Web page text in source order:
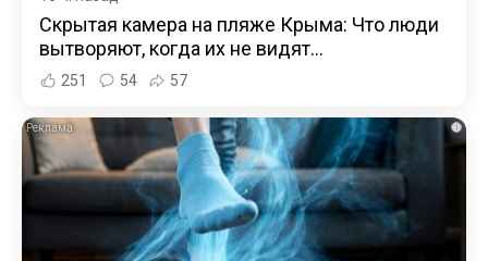
Скрытая камера на пляже Крыма: Что люди
вытворяют, когда их не видят...
251 54 57
i